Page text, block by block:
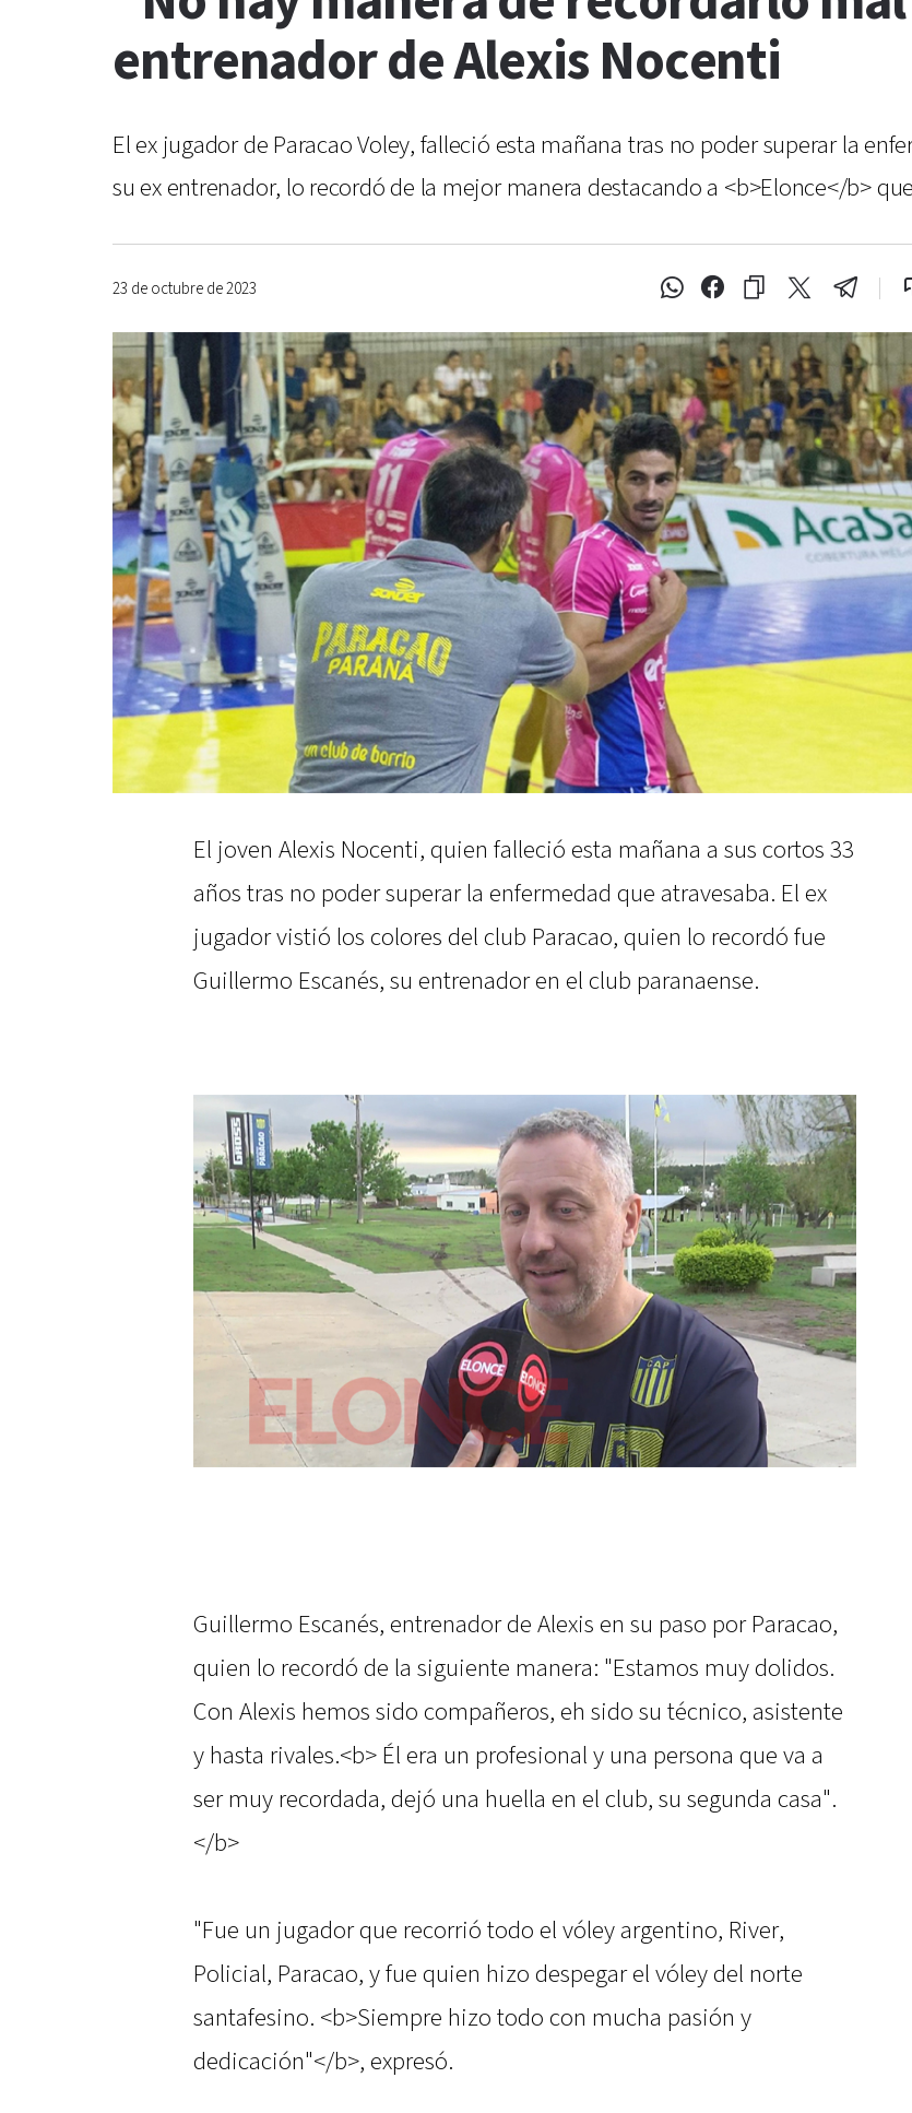
entrenador de Alexis Nocenti
El ex jugador de Paracao Voley, falleció esta mañana tras no poder superar la
su ex entrenador, lo recordó de la mejor manera destacando a <b>Elonce</b>
23 de octubre de 2023
El joven Alexis Nocenti, quien falleció esta mañana a sus cortos 33
años tras no poder superar la enfermedad que atravesaba. El ex
jugador vistió los colores del club Paracao, quien lo recordó fue
Guillermo Escanés, su entrenador en el club paranaense.
Guillermo Escanés, entrenador de Alexis en su paso por Paracao,
quien lo recordó de la siguiente manera: "Estamos muy dolidos.
Con Alexis hemos sido compañeros, eh sido su técnico, asistente
y hasta rivales.<b> Él era un profesional y una persona que va a
ser muy recordada, dejó una huella en el club, su segunda casa".
</b>
"Fue un jugador que recorrió todo el vóley argentino, River,
Policial, Paracao, y fue quien hizo despegar el vóley del norte
santafesino. <b>Siempre hizo todo con mucha pasión y
dedicación"</b>, expresó.